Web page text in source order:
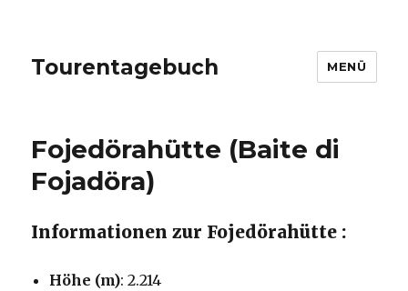
Tourentagebuch MENÜ
Fojedörahütte (Baite di
Fojadöra)
Informationen zur Fojedörahütte :
Höhe (m): 2.214